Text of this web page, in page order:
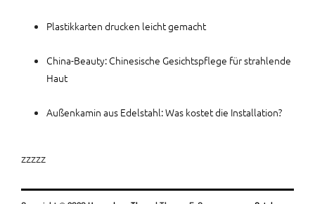
Plastikkarten drucken leicht gemacht
China-Beauty: Chinesische Gesichtspflege für strahlende
Haut
Außenkamin aus Edelstahl: Was kostet die Installation?
zzzzz